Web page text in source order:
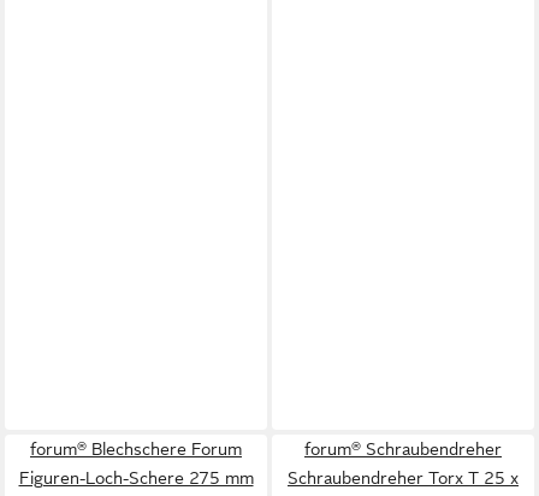
forum® Blechschere Forum
Figuren-Loch-Schere 275 mm
forum® Schraubendreher
Schraubendreher Torx T 25 x